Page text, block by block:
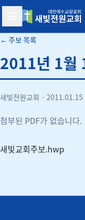
새빛전원교회
← 주보 목록
2011년 1월
새빛전원교회 · 2011.01.15
첨부된 PDF가 없습니다.
새빛교회주보.hwp